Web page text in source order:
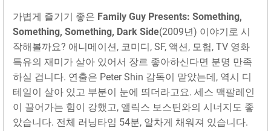
가볍게 즐기기 좋은 Family Guy Presents: Something,
Something, Something, Dark Side(2009년) 이야기로 시
작해볼까요? 애니메이션, 코미디, SF, 액션, 모험, TV 영화
특유의 재미가 살아 있어서 장르 좋아하신다면 분명 만족
하실 겁니다. 연출은 Peter Shin 감독이 맡았는데, 역시 디
테일이 살아 있고 부분이 눈에 띄더라고요. 세스 맥팔레인
이 끌어가는 힘이 강했고, 앨릭스 보스틴와의 시너지도 좋
았습니다. 전체 러닝타임 54분, 알차게 채워져 있습니다.